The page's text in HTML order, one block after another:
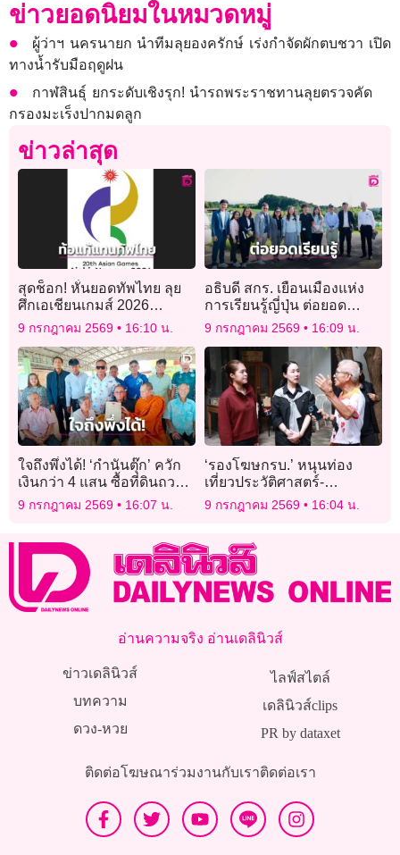
ข่าวยอดนิยมในหมวดหมู่
ผู้ว่าฯ นครนายก นำทีมลุยองครักษ์ เร่งกำจัดผักตบชวา เปิด
ทางน้ำรับมือฤดูฝน
กาฬสินธุ์ ยกระดับเชิงรุก! นำรถพระราชทานลุยตรวจคัด
กรองมะเร็งปากมดลูก
ข่าวล่าสุด
สุดช็อก! หั่นยอดทัพไทย ลุย
ศึกเอเชียนเกมส์ 2026
“สมาคมกีฬา” ท้อใจ เตรียม
ร้อง “รมต.กีฬา” ช่วยด้วย
9 กรกฎาคม 2569 16:10 น.
อธิบดี สกร. เยือนเมืองแห่ง
การเรียนรู้ญี่ปุ่น ต่อยอด
เกษตรธรรมชาติ–สุขภาวะ
ชุมชน
9 กรกฎาคม 2569 16:09 น.
ใจถึงพึ่งได้! ‘กำนันตุ๊ก’ ควัก
เงินกว่า 4 แสน ซื้อที่ดินถวาย
วัด-โรงเรียน สร้าง
สาธารณประโยชน์ ตอกย้ำ
9 กรกฎาคม 2569 16:07 น.
‘รองโฆษกรบ.’ หนุนท่อง
เที่ยวประวัติศาสตร์-
วัฒนธรรมจังหวัดสงขลา
9 กรกฎาคม 2569 16:04 น.
อ่านความจริง อ่านเดลินิวส์
ข่าวเดลินิวส์
บทความ
ดวง-หวย
ไลฟ์สไตล์
เดลินิวส์clips
PR by dataxet
ติดต่อโฆษณาร่วมงานกับเราติดต่อเรา